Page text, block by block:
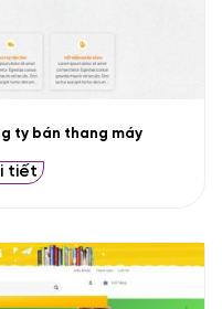
ty bán thang máy
tiết